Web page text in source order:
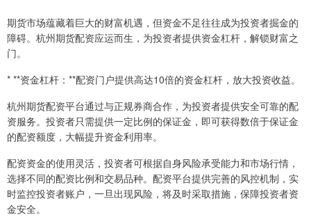
期货市场蕴藏着巨大的财富机遇，但资金不足往往成为投资者掘金的
障碍。杭州期货配资应运而生，为投资者提供资金杠杆，解锁财富之
门。
* **资金杠杆：**配资门户提供高达10倍的资金杠杆，放大投资收益。
杭州期货配资平台通过与正规券商合作，为投资者提供安全可靠的配
资服务。投资者只需提供一定比例的保证金，即可获得数倍于保证金
的配资额度，大幅提升资金利用率。
配资资金的使用灵活，投资者可根据自身风险承受能力和市场行情，
选择不同的配资比例和交易品种。配资平台提供完善的风控机制，实
时监控投资者账户，一旦出现风险，将及时采取措施，保障投资者资
金安全。